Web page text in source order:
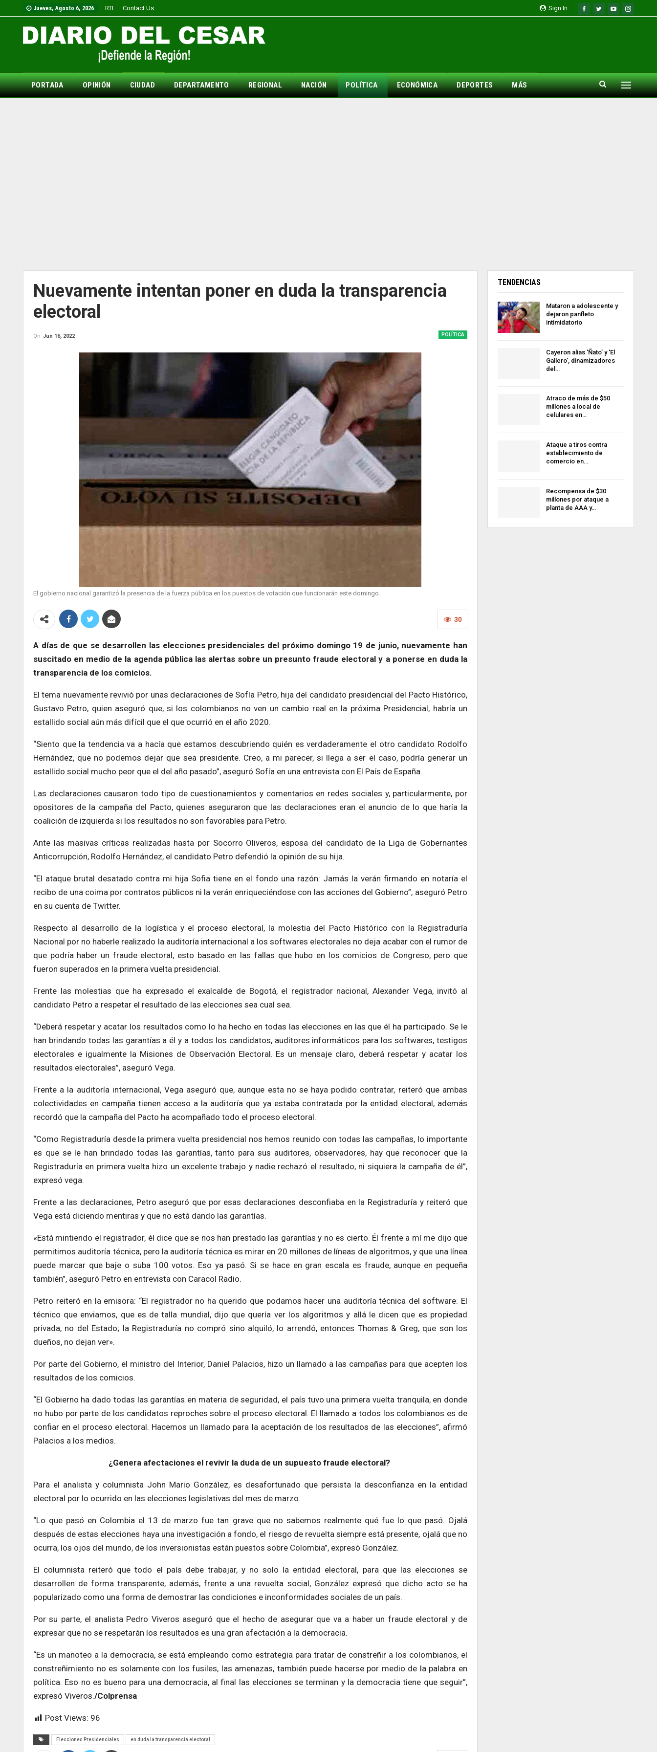
Sign In
Jueves, Agosto 6, 2026 RTL Contact Us
PORTADA OPINIÓN CIUDAD DEPARTAMENTO REGIONAL NACIÓN POLÍTICA ECONÓMICA DEPORTES MÁS
Nuevamente intentan poner en duda la transparencia
electoral
POLÍTICA
On Jun 16, 2022
El gobierno nacional garantizó la presencia de la fuerza pública en los puestos de votación que funcionarán este domingo.
30
A días de que se desarrollen las elecciones presidenciales del próximo domingo 19 de junio, nuevamente han
suscitado en medio de la agenda pública las alertas sobre un presunto fraude electoral y a ponerse en duda la
transparencia de los comicios.
El tema nuevamente revivió por unas declaraciones de Sofía Petro, hija del candidato presidencial del Pacto Histórico,
Gustavo Petro, quien aseguró que, si los colombianos no ven un cambio real en la próxima Presidencial, habría un
estallido social aún más difícil que el que ocurrió en el año 2020.
“Siento que la tendencia va a hacía que estamos descubriendo quién es verdaderamente el otro candidato Rodolfo
Hernández, que no podemos dejar que sea presidente. Creo, a mi parecer, si llega a ser el caso, podría generar un
estallido social mucho peor que el del año pasado”, aseguró Sofía en una entrevista con El País de España.
Las declaraciones causaron todo tipo de cuestionamientos y comentarios en redes sociales y, particularmente, por
opositores de la campaña del Pacto, quienes aseguraron que las declaraciones eran el anuncio de lo que haría la
coalición de izquierda si los resultados no son favorables para Petro.
Ante las masivas críticas realizadas hasta por Socorro Oliveros, esposa del candidato de la Liga de Gobernantes
Anticorrupción, Rodolfo Hernández, el candidato Petro defendió la opinión de su hija.
“El ataque brutal desatado contra mi hija Sofia tiene en el fondo una razón: Jamás la verán firmando en notaría el
recibo de una coima por contratos públicos ni la verán enriqueciéndose con las acciones del Gobierno”, aseguró Petro
en su cuenta de Twitter.
Respecto al desarrollo de la logística y el proceso electoral, la molestia del Pacto Histórico con la Registraduría
Nacional por no haberle realizado la auditoría internacional a los softwares electorales no deja acabar con el rumor de
que podría haber un fraude electoral, esto basado en las fallas que hubo en los comicios de Congreso, pero que
fueron superados en la primera vuelta presidencial.
Frente las molestias que ha expresado el exalcalde de Bogotá, el registrador nacional, Alexander Vega, invitó al
candidato Petro a respetar el resultado de las elecciones sea cual sea.
“Deberá respetar y acatar los resultados como lo ha hecho en todas las elecciones en las que él ha participado. Se le
han brindando todas las garantías a él y a todos los candidatos, auditores informáticos para los softwares, testigos
electorales e igualmente la Misiones de Observación Electoral. Es un mensaje claro, deberá respetar y acatar los
resultados electorales”, aseguró Vega.
Frente a la auditoría internacional, Vega aseguró que, aunque esta no se haya podido contratar, reiteró que ambas
colectividades en campaña tienen acceso a la auditoría que ya estaba contratada por la entidad electoral, además
recordó que la campaña del Pacto ha acompañado todo el proceso electoral.
“Como Registraduría desde la primera vuelta presidencial nos hemos reunido con todas las campañas, lo importante
es que se le han brindado todas las garantías, tanto para sus auditores, observadores, hay que reconocer que la
Registraduría en primera vuelta hizo un excelente trabajo y nadie rechazó el resultado, ni siquiera la campaña de él”,
expresó vega.
Frente a las declaraciones, Petro aseguró que por esas declaraciones desconfiaba en la Registraduría y reiteró que
Vega está diciendo mentiras y que no está dando las garantías.
«Está mintiendo el registrador, él dice que se nos han prestado las garantías y no es cierto. Él frente a mí me dijo que
permitimos auditoría técnica, pero la auditoría técnica es mirar en 20 millones de líneas de algoritmos, y que una línea
puede marcar que baje o suba 100 votos. Eso ya pasó. Si se hace en gran escala es fraude, aunque en pequeña
también”, aseguró Petro en entrevista con Caracol Radio.
Petro reiteró en la emisora: “El registrador no ha querido que podamos hacer una auditoría técnica del software. El
técnico que enviamos, que es de talla mundial, dijo que quería ver los algoritmos y allá le dicen que es propiedad
privada, no del Estado; la Registraduría no compró sino alquiló, lo arrendó, entonces Thomas & Greg, que son los
dueños, no dejan ver».
Por parte del Gobierno, el ministro del Interior, Daniel Palacios, hizo un llamado a las campañas para que acepten los
resultados de los comicios.
“El Gobierno ha dado todas las garantías en materia de seguridad, el país tuvo una primera vuelta tranquila, en donde
no hubo por parte de los candidatos reproches sobre el proceso electoral. El llamado a todos los colombianos es de
confiar en el proceso electoral. Hacemos un llamado para la aceptación de los resultados de las elecciones”, afirmó
Palacios a los medios.
¿Genera afectaciones el revivir la duda de un supuesto fraude electoral?
Para el analista y columnista John Mario González, es desafortunado que persista la desconfianza en la entidad
electoral por lo ocurrido en las elecciones legislativas del mes de marzo.
“Lo que pasó en Colombia el 13 de marzo fue tan grave que no sabemos realmente qué fue lo que pasó. Ojalá
después de estas elecciones haya una investigación a fondo, el riesgo de revuelta siempre está presente, ojalá que no
ocurra, los ojos del mundo, de los inversionistas están puestos sobre Colombia”, expresó González.
El columnista reiteró que todo el país debe trabajar, y no solo la entidad electoral, para que las elecciones se
desarrollen de forma transparente, además, frente a una revuelta social, González expresó que dicho acto se ha
popularizado como una forma de demostrar las condiciones e inconformidades sociales de un país.
Por su parte, el analista Pedro Viveros aseguró que el hecho de asegurar que va a haber un fraude electoral y de
expresar que no se respetarán los resultados es una gran afectación a la democracia.
“Es un manoteo a la democracia, se está empleando como estrategia para tratar de constreñir a los colombianos, el
constreñimiento no es solamente con los fusiles, las amenazas, también puede hacerse por medio de la palabra en
política. Eso no es bueno para una democracia, al final las elecciones se terminan y la democracia tiene que seguir”,
expresó Viveros./Colprensa
Post Views: 96
Elecciones Presidenciales en duda la transparencia electoral
TENDENCIAS
Mataron a adolescente y
dejaron panfleto
intimidatorio
Cayeron alias ‘Ñato’ y ‘El
Gallero’, dinamizadores
del…
Atraco de más de $50
millones a local de
celulares en…
Ataque a tiros contra
establecimiento de
comercio en…
Recompensa de $30
millones por ataque a
planta de AAA y…